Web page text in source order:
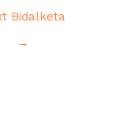
Bidalketa
→